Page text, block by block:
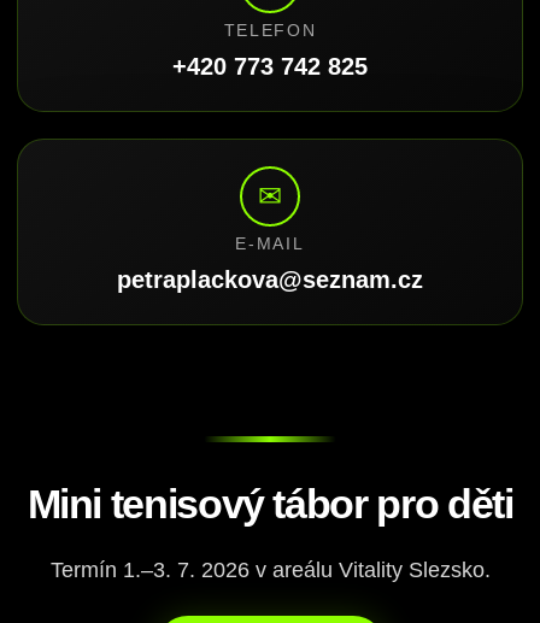
TELEFON
+420 773 742 825
✉
E-MAIL
petraplackova@seznam.cz
Mini tenisový tábor pro děti
Termín 1.–3. 7. 2026 v areálu Vitality Slezsko.